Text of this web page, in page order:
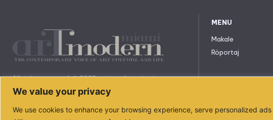
We value your privacy
We use cookies to enhance your browsing experience, serve personalized
All rights reserved. © 2023. arttmodernmiami.com
info@arttmodernmiami.com
MENU
Makale
Röportaj